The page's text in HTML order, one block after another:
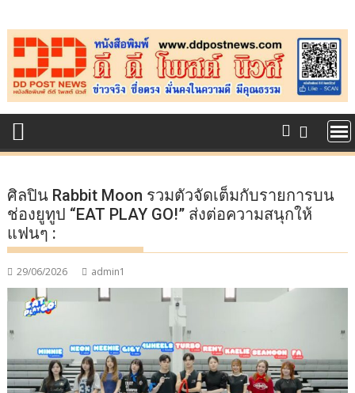
to
content
ศิลปิน Rabbit Moon รวมตัวจัดเต็มกับรายการบน
ช่องยูทูป “EAT PLAY GO!” ส่งต่อความสนุกให้
แฟนๆ :
29/06/2026 admin1